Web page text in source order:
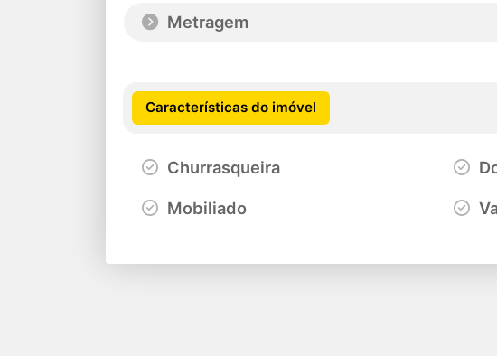
Metragem
Características do imóvel
Churrasqueira
Mobiliado